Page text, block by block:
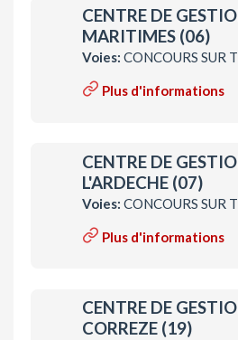
CENTRE DE
MARITIMES (06)
Voies: CONCOURS SUR
Plus d'informations
CENTRE DE
L'ARDECHE (07)
Voies: CONCOURS SUR
Plus d'informations
CENTRE DE
CORREZE (19)